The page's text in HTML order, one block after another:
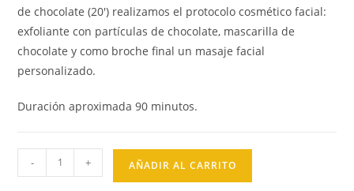
de chocolate (20′) realizamos el protocolo cosmético facial:
exfoliante con partículas de chocolate, mascarilla de
chocolate y como broche final un masaje facial
personalizado.
Duración aproximada 90 minutos.
- + AÑADIR AL CARRITO